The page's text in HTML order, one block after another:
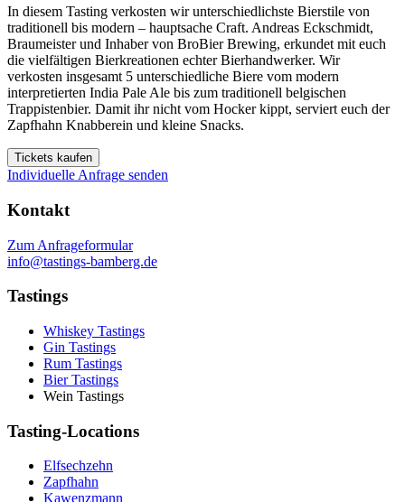
In diesem Tasting verkosten wir unterschiedlichste Bierstile von
traditionell bis modern – hauptsache Craft. Andreas Eckschmidt,
Braumeister und Inhaber von BroBier Brewing, erkundet mit euch
die vielfältigen Bierkreationen echter Bierhandwerker. Wir
verkosten insgesamt 5 unterschiedliche Biere vom modern
interpretierten India Pale Ale bis zum traditionell belgischen
Trappistenbier. Damit ihr nicht vom Hocker kippt, serviert euch der
Zapfhahn Knabberein und kleine Snacks.
Tickets kaufen
Individuelle Anfrage senden
Kontakt
Zum Anfrageformular
info@tastings-bamberg.de
Tastings
Whiskey Tastings
Gin Tastings
Rum Tastings
Bier Tastings
Wein Tastings
Tasting-Locations
Elfsechzehn
Zapfhahn
Kawenzmann